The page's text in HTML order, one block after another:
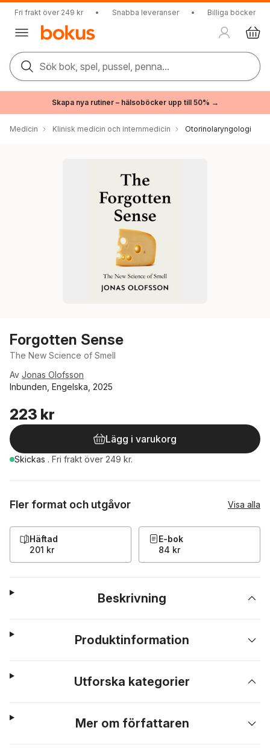
Fri frakt över 249 kr • Snabba leveranser • Billiga böcker
Sök bok, spel, pussel, penna...
Skapa nya rutiner – hälsoböcker upp till 50% →
Medicin Klinisk medicin och internmedicin Otorinolaryngologi
Forgotten Sense
The New Science of Smell
Av Jonas Olofsson
Inbunden, Engelska, 2025
223 kr
Lägg i varukorg
Skickas . Fri frakt över 249 kr.
Fler format och utgåvor Visa alla
Häftad
201 kr
E-bok
84 kr
Beskrivning
Produktinformation
Utforska kategorier
Mer om författaren